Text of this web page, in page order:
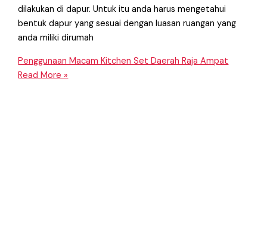
dilakukan di dapur. Untuk itu anda harus mengetahui
bentuk dapur yang sesuai dengan luasan ruangan yang
anda miliki dirumah
Penggunaan Macam Kitchen Set Daerah Raja Ampat
Read More »